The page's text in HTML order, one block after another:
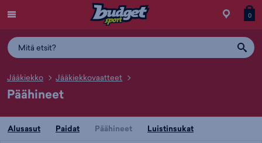
Siirry
0
Jääkiekko Jääkiekkovaatteet
Päähineet
Alusasut Paidat Päähineet Luistinsukat